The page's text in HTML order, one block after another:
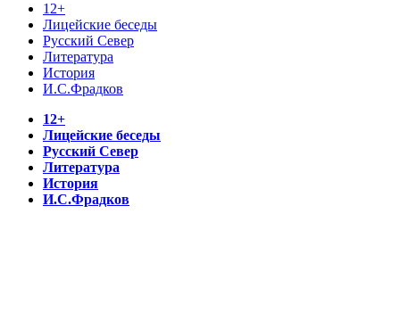
12+
Лицейские беседы
Русский Север
Литература
История
И.С.Фрадков
12+
Лицейские беседы
Русский Север
Литература
История
И.С.Фрадков